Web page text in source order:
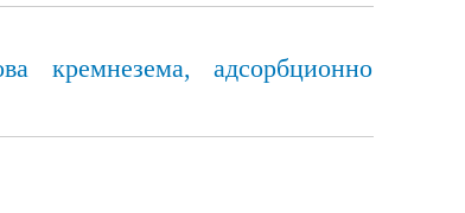
кремнезема, адсорбционно